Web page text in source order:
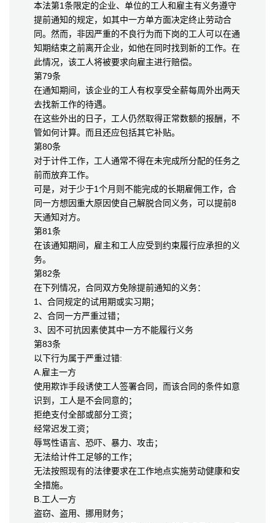
本法第1条限定的企业、单位的工人和雇主有义务遵守
提前通知的规定，如其中一方单方面决定终止劳动合
同。然而，非因严重的不良行为而下岗的工人可以在通
知期结束之前离开企业，如他在同时找到新的工作。在
此情况，该工人将被要求向雇主进行赔偿。
第79条
在通知期间，该企业的工人有权享受全薪每周外出两天
去找新工作的待遇。
在这些外出的日子，工人仍然取得正常数额的报酬，不
管如何计算。而且还应包括其它补贴。
第80条
对于计件工作，工人通常不得在未完成所分配的任务之
前而放弃工作。
可是，对于少于1个月则不能完成的长期雇佣工作，合
同一方想因重大原因使自己解脱合同义务，可以提前8
天通知对方。
第81条
在该通知期间，雇主和工人应受到约束履行应承担的义
务。
第82条
在下列情况，合同双方免除提前通知的义务：
1、合同规定的试用期或实习期；
2、合同一方严重过错；
3、因不可抗因素使其中一方不能履行义务
第83条
以下行为属于严重过错:
A.雇主一方
使用欺诈手段诱使工人签署合同，而该合同的条件如意
识到，工人是不会同意的；
拒绝支付全部或部分工资；
经常迟发工资；
辱骂性语言、恐吓、暴力、攻击；
无法给计件工足够的工作；
无法按照现有的法律要求在工作地点实施劳动健康和安
全措施。
B.工人一方
盗窃、盗用、挪用财务；